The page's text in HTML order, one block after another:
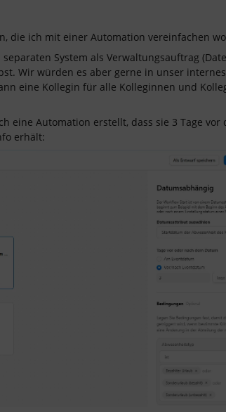
die ich mit einer Automation vereinfachen
System als Verwaltungsauftrag
Wir würden es aber gerne in unser internes
eine Kollegin für alle Kolleginnen und
eine Automation erstellt, dass sie 3 Tage vor
erhält: